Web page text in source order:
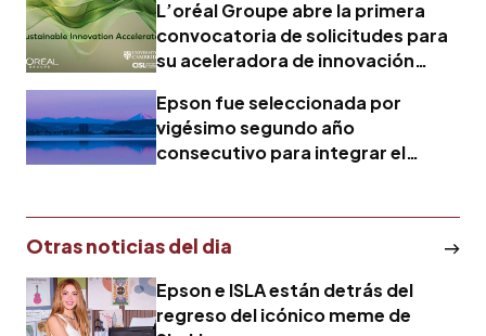
L’oréal Groupe abre la primera
convocatoria de solicitudes para
su aceleradora de innovación
Epson fue seleccionada por
vigésimo segundo año
consecutivo para integrar el
Otras noticias del dia
Epson e ISLA están detrás del
regreso del icónico meme de